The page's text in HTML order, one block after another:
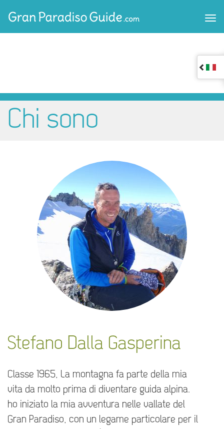
Chi sono
Stefano Dalla Gasperina
Classe 1965, La montagna fa parte della mia
vita da molto prima di diventare guida alpina.
ho iniziato la mia avventura nelle vallate del
Gran Paradiso, con un legame particolare per il